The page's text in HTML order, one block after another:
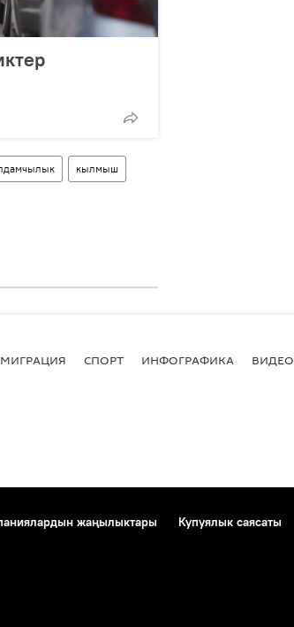
кылмыш
МИГРАЦИЯ СПОРТ ИНФОГРАФИКА ВИДЕО
жаңылыктары
Купуялык саясаты